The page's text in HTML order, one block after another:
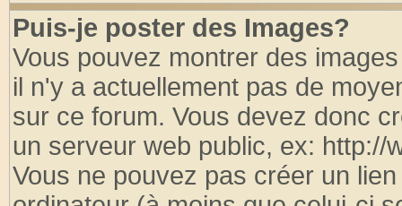
Puis-je poster des Images?
Vous pouvez montrer des
il n'y a actuellement pas de
sur ce forum. Vous devez donc
un serveur web public, ex: http://
Vous ne pouvez pas créer un